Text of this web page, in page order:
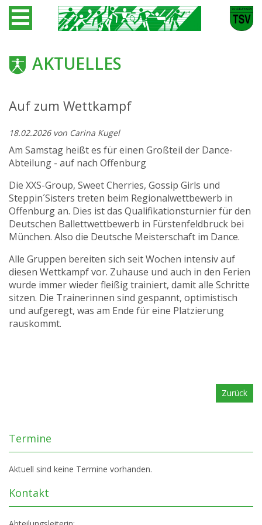
AKTUELLES
Auf zum Wettkampf
18.02.2026von Carina Kugel
Am Samstag heißt es für einen Großteil der Dance-
Abteilung - auf nach Offenburg
Die XXS-Group, Sweet Cherries, Gossip Girls und
Steppin´Sisters treten beim Regionalwettbewerb in
Offenburg an. Dies ist das Qualifikationsturnier für den
Deutschen Ballettwettbewerb in Fürstenfeldbruck bei
München. Also die Deutsche Meisterschaft im Dance.
Alle Gruppen bereiten sich seit Wochen intensiv auf
diesen Wettkampf vor. Zuhause und auch in den Ferien
wurde immer wieder fleißig trainiert, damit alle Schritte
sitzen. Die Trainerinnen sind gespannt, optimistisch
und aufgeregt, was am Ende für eine Platzierung
rauskommt.
Zurück
Termine
Aktuell sind keine Termine vorhanden.
Kontakt